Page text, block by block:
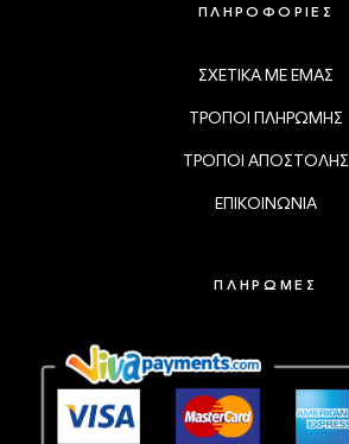
ΠΛΗΡΟΦΟΡΙΕΣ
ΣΧΕΤΙΚΑ ΜΕ ΕΜΑΣ
ΤΡΟΠΟΙ ΠΛΗΡΩΜΗΣ
ΤΡΟΠΟΙ ΑΠΟΣΤΟΛΗΣ
ΕΠΙΚΟΙΝΩΝΙΑ
ΠΛΗΡΩΜΕΣ